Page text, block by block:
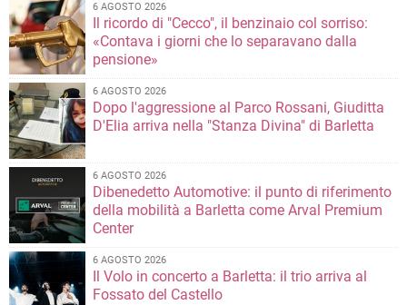
6 AGOSTO 2026
Il ricordo di "Cecco", il benzinaio col sorriso:
«Contava i giorni che lo separavano dalla
pensione»
6 AGOSTO 2026
Dopo l'aggressione al Parco Rossani, Giuditta
D'Elia arriva nella "Stanza Divina" di Barletta
6 AGOSTO 2026
Dibenedetto Automotive: il punto di riferimento
della mobilità a Barletta come Arval Premium
Center
6 AGOSTO 2026
Il Volo in concerto a Barletta: il trio arriva al
Fossato del Castello